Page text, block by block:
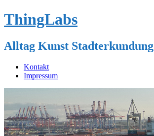
ThingLabs
Alltag Kunst Stadterkundung
Kontakt
Impressum